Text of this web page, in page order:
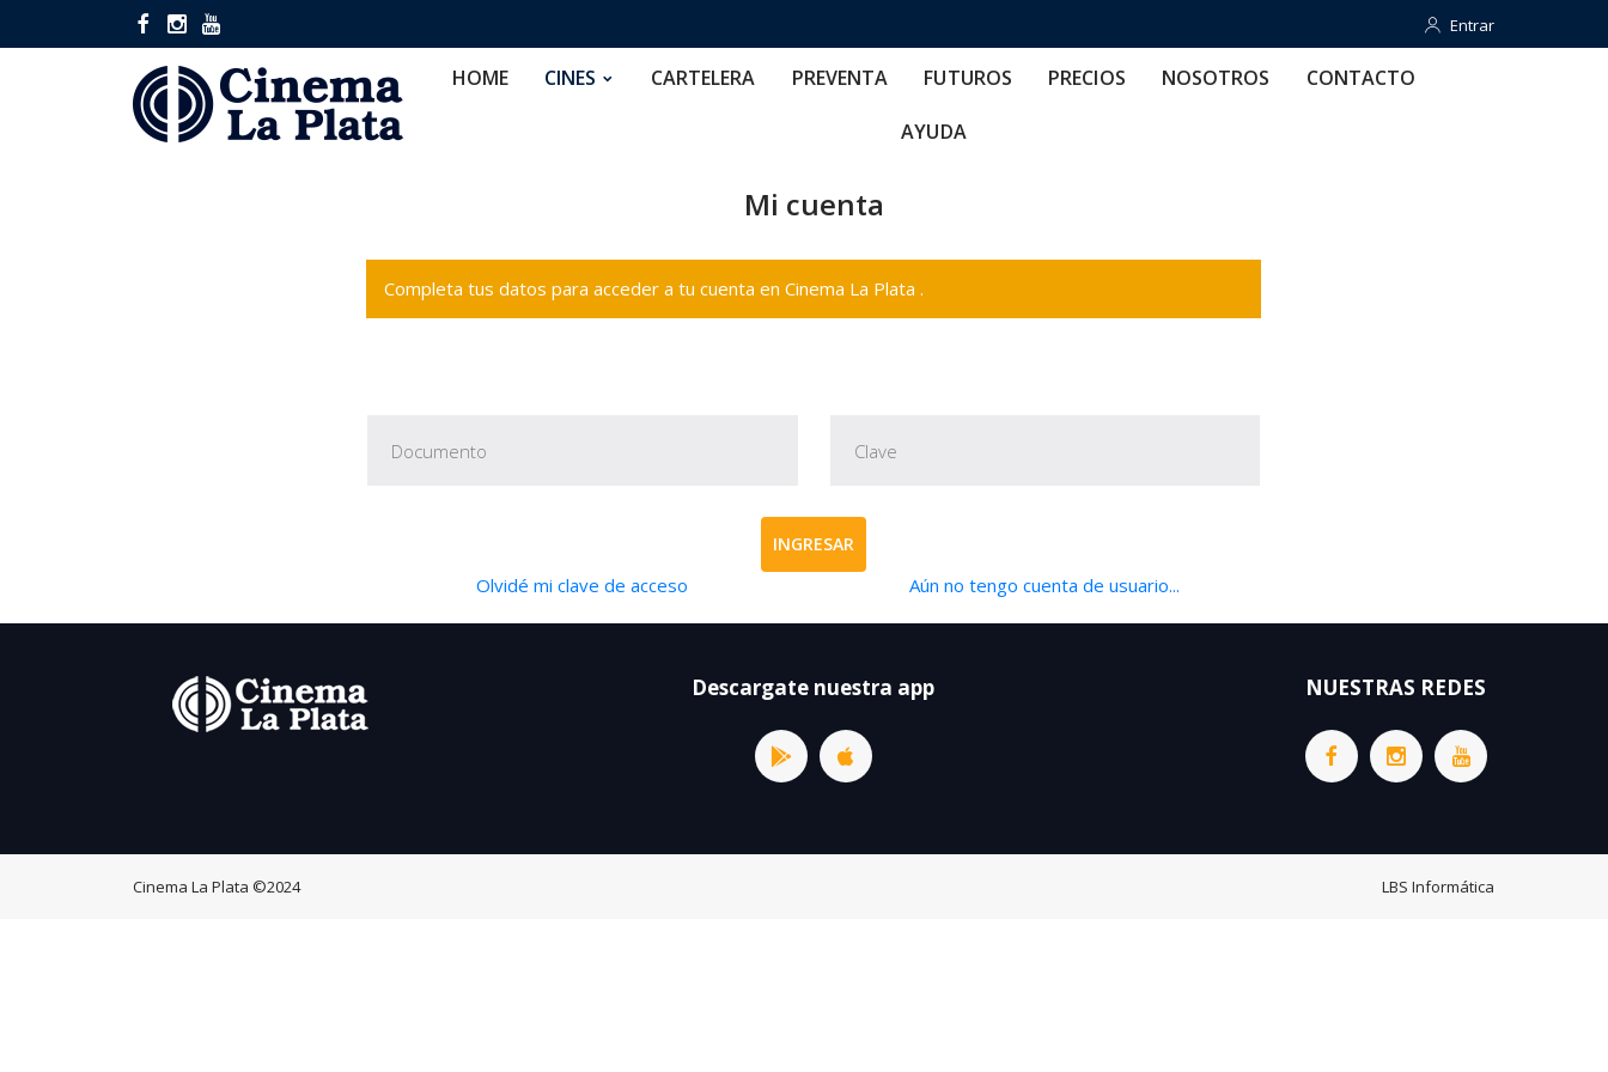
Entrar
Entrar
HOME CINES CARTELERA PREVENTA FUTUROS PRECIOS NOSOTROS CONTACTO
AYUDA
Mi cuenta
Completa tus datos para acceder a tu cuenta en Cinema La Plata .
INGRESAR
Olvidé mi clave de acceso Aún no tengo cuenta de usuario...
Descargate nuestra app NUESTRAS REDES
Cinema La Plata ©2024 LBS Informática